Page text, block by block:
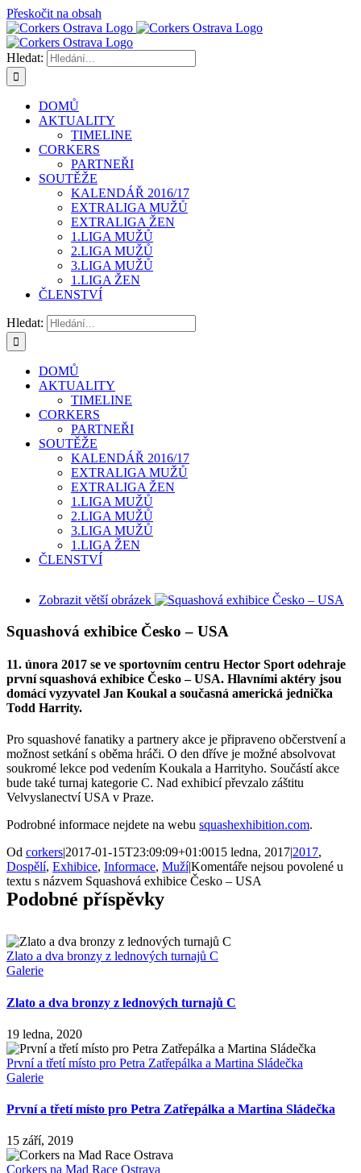
Přeskočit na obsah
Hledat:
DOMŮ
AKTUALITY
TIMELINE
CORKERS
PARTNEŘI
SOUTĚŽE
KALENDÁŘ 2016/17
EXTRALIGA MUŽŮ
EXTRALIGA ŽEN
1.LIGA MUŽŮ
2.LIGA MUŽŮ
3.LIGA MUŽŮ
1.LIGA ŽEN
ČLENSTVÍ
Hledat:
DOMŮ
AKTUALITY
TIMELINE
CORKERS
PARTNEŘI
SOUTĚŽE
KALENDÁŘ 2016/17
EXTRALIGA MUŽŮ
EXTRALIGA ŽEN
1.LIGA MUŽŮ
2.LIGA MUŽŮ
3.LIGA MUŽŮ
1.LIGA ŽEN
ČLENSTVÍ
Zobrazit větší obrázek
Squashová exhibice Česko – USA
11. února 2017 se ve sportovním centru Hector Sport odehraje
první squashová exhibice Česko – USA. Hlavními aktéry jsou
domácí vyzyvatel Jan Koukal a současná americká jednička
Todd Harrity.
Pro squashové fanatiky a partnery akce je připraveno občerstvení a
možnost setkání s oběma hráči. O den dříve je možné absolvovat
soukromé lekce pod vedením Koukala a Harrityho. Součástí akce
bude také turnaj kategorie C. Nad exhibicí převzalo záštitu
Velvyslanectví USA v Praze.
Podrobné informace nejdete na webu squashexhibition.com.
Od corkers|2017-01-15T23:09:09+01:0015 ledna, 2017|2017,
Dospělí, Exhibice, Informace, Muží|Komentáře nejsou povolené u
textu s názvem Squashová exhibice Česko – USA
Podobné příspěvky
Zlato a dva bronzy z lednových turnajů C
Galerie
Zlato a dva bronzy z lednových turnajů C
19 ledna, 2020
První a třetí místo pro Petra Zatřepálka a Martina Sládečka
Galerie
První a třetí místo pro Petra Zatřepálka a Martina Sládečka
15 září, 2019
Corkers na Mad Race Ostrava